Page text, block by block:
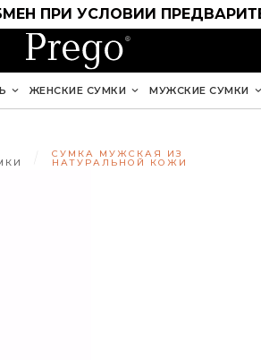
ПРИ УСЛОВИИ
ЖЕНСКИЕ СУМКИ МУЖСКИЕ СУМКИ
СУМКА МУЖСКАЯ ИЗ
НАТУРАЛЬНОЙ КОЖИ